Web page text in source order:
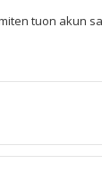
tuon akun